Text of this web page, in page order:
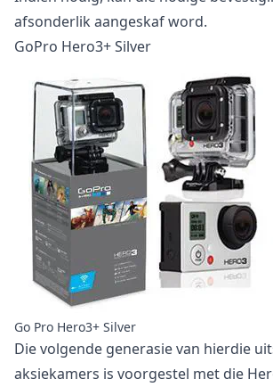
afsonderlik aangeskaf word.
GoPro Hero3+ Silver
Go Pro Hero3+ Silver
Die volgende generasie van hierdie
aksiekamers is voorgestel met die